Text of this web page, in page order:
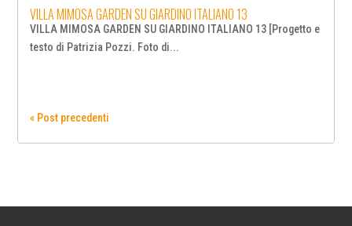
VILLA MIMOSA GARDEN SU GIARDINO ITALIANO 13
VILLA MIMOSA GARDEN SU GIARDINO ITALIANO 13 [Progetto e
testo di Patrizia Pozzi. Foto di...
« Post precedenti